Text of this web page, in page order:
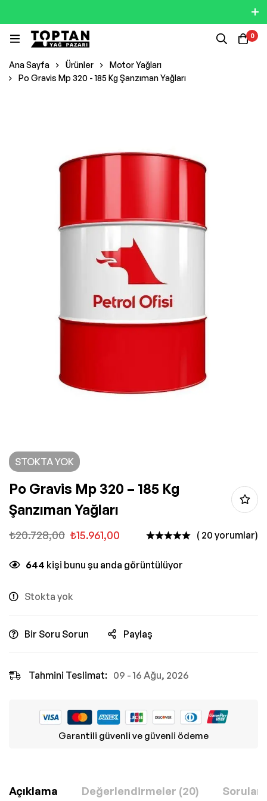
0
Ana Sayfa Ürünler
Motor Yağları
Po Gravis Mp 320 - 185 Kg Şanzıman Yağları
STOKTA YOK
Po Gravis Mp 320 – 185 Kg
Şanzıman Yağları
₺20.728,00 ₺15.961,00 ( 20 yorumlar)
644 kişi bunu şu anda görüntülüyor
Stokta yok
Bir Soru Sorun Paylaş
Tahmini Teslimat: 09 - 16 Ağu, 2026
Garantili güvenli ve güvenli ödeme
Açıklama Değerlendirmeler (20) Sorular